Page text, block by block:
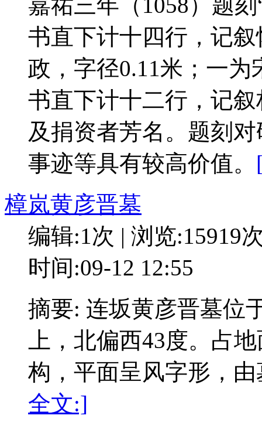
书直下计十四行，记
政，字径0.11米；一
书直下计十二行，记
及捐资者芳名。题刻
事迹等具有较高价值。
樟岚黄彦晋墓
编辑:1次 | 浏览:15919
时间:09-12 12:55
摘要: 连坂黄彦晋墓位
上，北偏西43度。占
构，平面呈风字形，
全文:]